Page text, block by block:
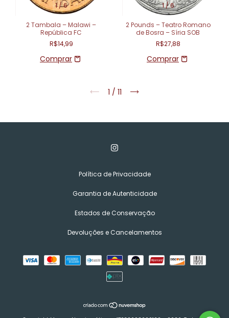
1/6
2 Tambala – Malawi –
República FC
R$14,99
1/6
2 Pounds – Teatro Romano
de Bosra – Síria SOB
R$27,88
1 / 11
Política de Privacidade
Garantia de Autenticidade
Estados de Conservação
Devoluções e Cancelamentos